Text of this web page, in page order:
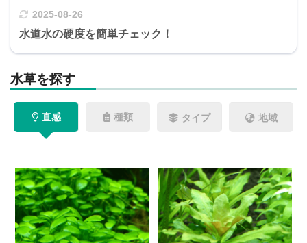
2025-08-26
水道水の硬度を簡単チェック！
水草を探す
直感 種類 タイプ 地域